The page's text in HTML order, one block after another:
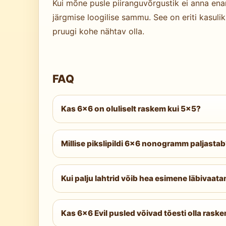
Kui mõne pusle piiranguvõrgustik ei anna
järgmise loogilise sammu. See on eriti
pruugi kohe nähtav olla.
FAQ
Kas 6×6 on oluliselt raskem kui 5×5?
Sama raskusastme juures on 6×6
sisse uusi kattuvusmustreid. Easy 6×6 on
Millise pikslipildi 6×6 nonogramm
36-lahtrilise lahutusega on pildid
Pikslikunst on teadlikult ikooniline, nii et
Kui palju lahtrid võib hea esimene
Easy raskusastmel lahendab süsteemne
lahtrid langevad enamasti teise
Kas 6×6 Evil pusled võivad tõesti olla